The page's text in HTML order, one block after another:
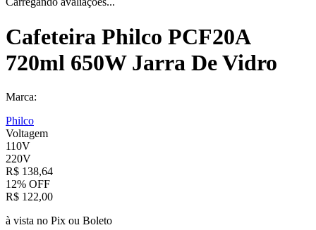
Cafeteira Philco PCF20A
720ml 650W Jarra De Vidro
Marca:
Philco
Voltagem
110V
220V
R$ 138,64
12% OFF
R$ 122,00
à vista no Pix ou Boleto